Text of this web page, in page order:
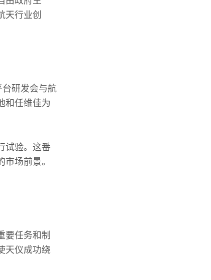
天行业创
台研发会与航
和任维佳为
试验。这番
场前景。
要任务和制
天仪成功绕